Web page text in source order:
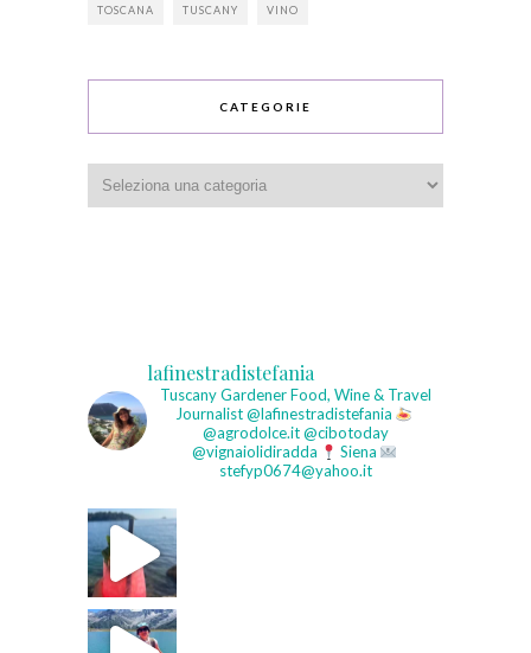
TOSCANA TUSCANY VINO
CATEGORIE
lafinestradistefania
Tuscany GardenerFood, Wine & Travel
Journalist@lafinestradistefania
@agrodolce.it @cibotoday
@vignaiolidiradda
Siena
stefyp0674@yahoo.it